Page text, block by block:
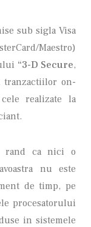
sub sigla Visa
Maestro)
“3-D Secure,
tranzactiilor on-
realizate la
rand ca nici o
nu este
de timp, pe
procesatorului
in sistemele